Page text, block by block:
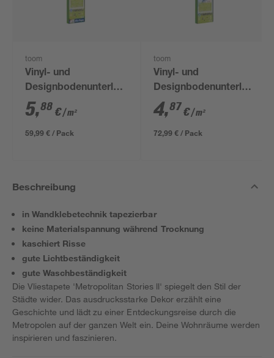
toom
Vinyl- und
Designbodenunterlage
'Aquastop' 1,5 mm,
1,2 x 8,5 m, 10,2 m² +
Tape
5,88 €/ m²
59,99 € / Pack
toom
Vinyl- und
Designbodenunterlage
1 mm, 1,2 x 12,5 m, 15
m²
4,87€/ m²
72,99 € / Pack
Beschreibung
in Wandklebetechnik tapezierbar
keine Materialspannung während Trocknung
kaschiert Risse
gute Lichtbeständigkeit
gute Waschbeständigkeit
Die Vliestapete 'Metropolitan Stories ll' spiegelt den Stil der
Städte wider. Das ausdrucksstarke Dekor erzählt eine
Geschichte und lädt zu einer Entdeckungsreise durch die
Metropolen auf der ganzen Welt ein. Deine Wohnräume werden
inspirieren und faszinieren.